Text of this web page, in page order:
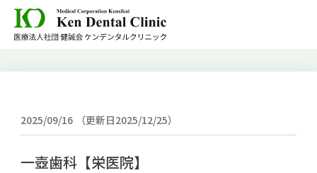
2025/09/16 （更新日2025/12/25）
一壺歯科【栄医院】